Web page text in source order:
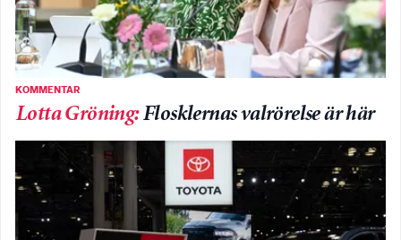
KOMMENTAR
Lotta Gröning:Flosklernas valrörelse är här